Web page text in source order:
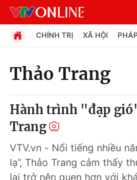
Chuyên mục
Chính trị
Xã hội
CHÍNH TRỊ XÃ HỘI
Thảo Trang
Hành trình "đạp
Trang
VTV.vn - Nổi tiếng nhiều
lạ”, Thảo Trang cảm thấy
lại trở nên quen hơn với